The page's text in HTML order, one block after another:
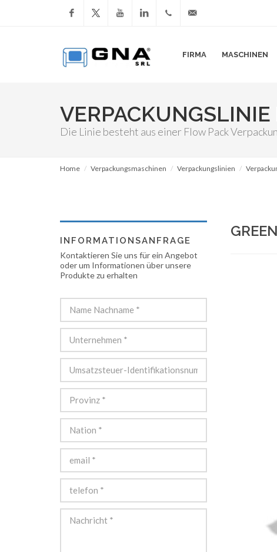
FIRMA MASCHINEN
Die Linie besteht aus einer Flow Pack
Home Verpackungsmaschinen Verpackungslinien
INFORMATIONSANFRAGE
Kontaktieren Sie uns für ein Angebot
oder um Informationen über unsere
Produkte zu erhalten